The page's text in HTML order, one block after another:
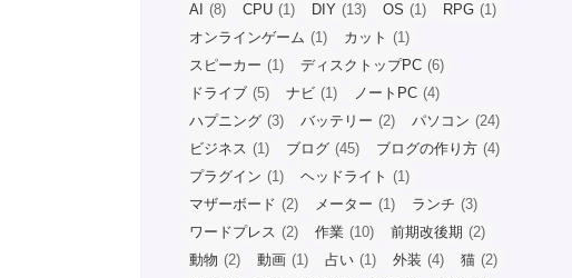
AI (8) CPU (1) DIY (13) OS (1) RPG (1)
オンラインゲーム (1) カット (1)
スピーカー (1) ディスクトップPC (6)
ドライブ (5) ナビ (1) ノートPC (4)
ハプニング (3) バッテリー (2) パソコン (24)
ビジネス (1) ブログ (45) ブログの作り方 (4)
プラグイン (1) ヘッドライト (1)
マザーボード (2) メーター (1) ランチ (3)
ワードプレス (2) 作業 (10) 前期改後期 (2)
動物 (2) 動画 (1) 占い (1) 外装 (4) 猫 (2)